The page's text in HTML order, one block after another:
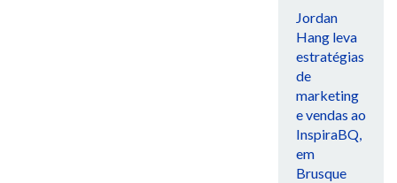
Jordan
Hang leva
estratégias
de
marketing
e vendas ao
InspiraBQ,
em
Brusque